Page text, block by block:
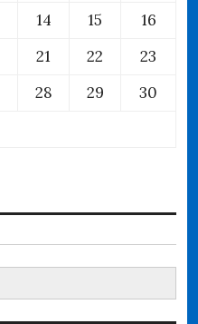
14 15
16
21 22
23
28 29
30